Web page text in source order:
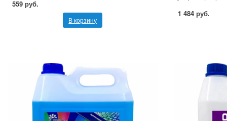
559 руб.
В корзину
1 484 руб.